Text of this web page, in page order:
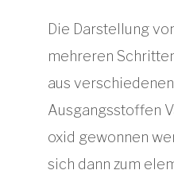
Die Darstellung
mehreren
aus verschiedenen
Ausgangsstoffen
oxid gewonnen
sich dann zum